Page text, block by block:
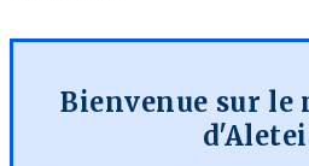
Bienvenue sur le